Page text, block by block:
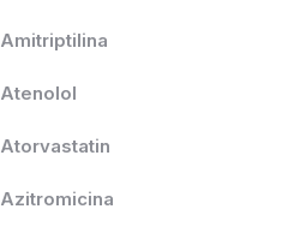
Amitriptilina
Atenolol
Atorvastatin
Azitromicina